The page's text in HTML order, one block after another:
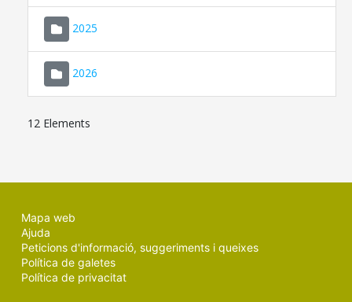
2025
2026
12 Elements
Mapa web
Ajuda
Peticions d'informació, suggeriments i queixes
Política de galetes
Política de privacitat